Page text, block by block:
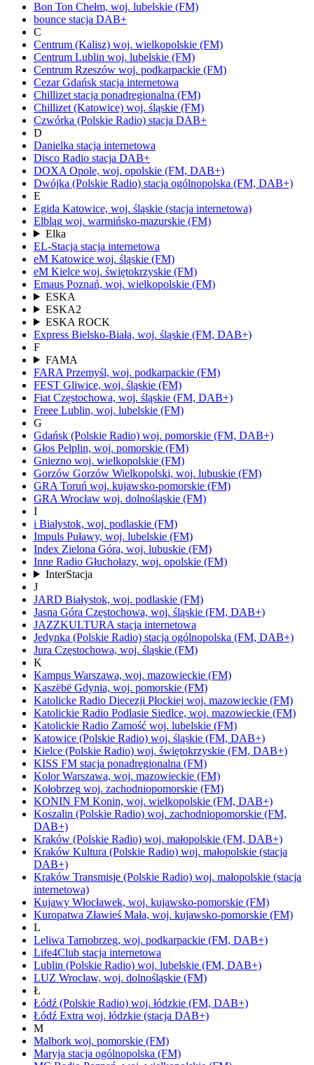
Bon Ton Chełm, woj. lubelskie (FM)
bounce stacja DAB+
C
Centrum (Kalisz) woj. wielkopolskie (FM)
Centrum Lublin woj. lubelskie (FM)
Centrum Rzeszów woj. podkarpackie (FM)
Cezar Gdańsk stacja internetowa
Chillizet stacja ponadregionalna (FM)
Chillizet (Katowice) woj. śląskie (FM)
Czwórka (Polskie Radio) stacja DAB+
D
Danielka stacja internetowa
Disco Radio stacja DAB+
DOXA Opole, woj. opolskie (FM, DAB+)
Dwójka (Polskie Radio) stacja ogólnopolska (FM, DAB+)
E
Egida Katowice, woj. śląskie (stacja internetowa)
Elbląg woj. warmińsko-mazurskie (FM)
Elka
EL-Stacja stacja internetowa
eM Katowice woj. śląskie (FM)
eM Kielce woj. świętokrzyskie (FM)
Emaus Poznań, woj. wielkopolskie (FM)
ESKA
ESKA2
ESKA ROCK
Express Bielsko-Biała, woj. śląskie (FM, DAB+)
F
FAMA
FARA Przemyśl, woj. podkarpackie (FM)
FEST Gliwice, woj. śląskie (FM)
Fiat Częstochowa, woj. śląskie (FM, DAB+)
Freee Lublin, woj. lubelskie (FM)
G
Gdańsk (Polskie Radio) woj. pomorskie (FM, DAB+)
Głos Pelplin, woj. pomorskie (FM)
Gniezno woj. wielkopolskie (FM)
Gorzów Gorzów Wielkopolski, woj. lubuskie (FM)
GRA Toruń woj. kujawsko-pomorskie (FM)
GRA Wrocław woj. dolnośląskie (FM)
I
i Białystok, woj. podlaskie (FM)
Impuls Puławy, woj. lubelskie (FM)
Index Zielona Góra, woj. lubuskie (FM)
Inne Radio Głuchołazy, woj. opolskie (FM)
InterStacja
J
JARD Białystok, woj. podlaskie (FM)
Jasna Góra Częstochowa, woj. śląskie (FM, DAB+)
JAZZKULTURA stacja internetowa
Jedynka (Polskie Radio) stacja ogólnopolska (FM, DAB+)
Jura Częstochowa, woj. śląskie (FM)
K
Kampus Warszawa, woj. mazowieckie (FM)
Kaszëbë Gdynia, woj. pomorskie (FM)
Katolicke Radio Diecezji Płockiej woj. mazowieckie (FM)
Katolickie Radio Podlasie Siedlce, woj. mazowieckie (FM)
Katolickie Radio Zamość woj. lubelskie (FM)
Katowice (Polskie Radio) woj. śląskie (FM, DAB+)
Kielce (Polskie Radio) woj. świętokrzyskie (FM, DAB+)
KISS FM stacja ponadregionalna (FM)
KolorWarszawa, woj. mazowieckie (FM)
Kołobrzeg woj. zachodniopomorskie (FM)
KONIN FM Konin, woj. wielkopolskie (FM, DAB+)
Koszalin (Polskie Radio) woj. zachodniopomorskie (FM,
DAB+)
Kraków (Polskie Radio) woj. małopolskie (FM, DAB+)
Kraków Kultura (Polskie Radio) woj. małopolskie (stacja
DAB+)
Kraków Transmisje (Polskie Radio) woj. małopolskie (stacja
internetowa)
Kujawy Włocławek, woj. kujawsko-pomorskie (FM)
Kuropatwa Zławieś Mała, woj. kujawsko-pomorskie (FM)
L
Leliwa Tarnobrzeg, woj. podkarpackie (FM, DAB+)
Life4Club stacja internetowa
Lublin (Polskie Radio) woj. lubelskie (FM, DAB+)
LUZ Wrocław, woj. dolnośląskie (FM)
Ł
Łódź (Polskie Radio) woj. łódzkie (FM, DAB+)
Łódź Extra woj. łódzkie (stacja DAB+)
M
Malbork woj. pomorskie (FM)
Maryja stacja ogólnopolska (FM)